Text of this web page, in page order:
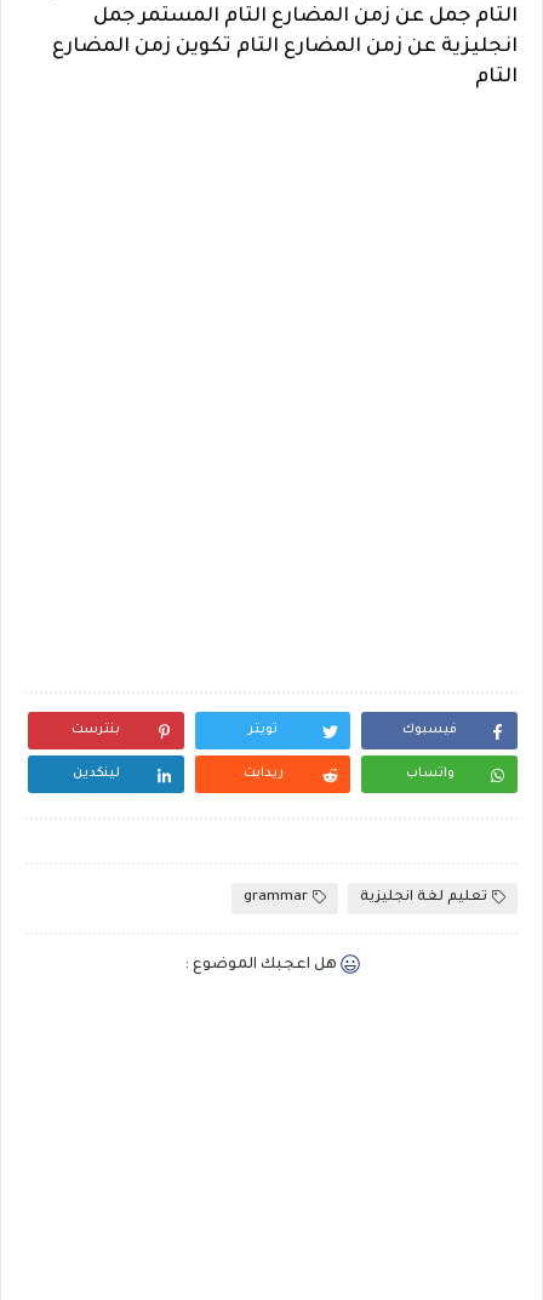
التام جمل عن زمن المضارع التام المستمر جمل
انجليزية عن زمن المضارع التام تكوين زمن المضارع
التام
فيسبوك تويتر بنترست
واتساب ريدايت لينكدين
تعليم لغة انجليزية grammar
هل اعجبك الموضوع :